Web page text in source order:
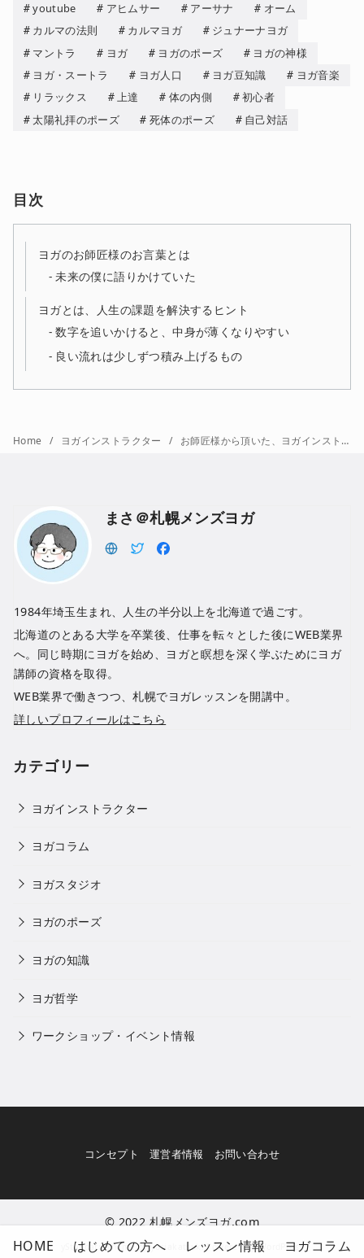
youtube アヒムサー アーサナ
オーム
カルマの法則
カルマヨガ
ジュナーナヨガ
マントラ
ヨガ ヨガのポーズ
ヨガの神様
ヨガ・スートラ
ヨガ人口 ヨガ豆知識
ヨガ音楽
リラックス
上達 体の内側
初心者
太陽礼拝のポーズ
死体のポーズ 自己対話
目次
ヨガのお師匠様のお言葉とは
未来の僕に語りかけていた
ヨガとは、人生の課題を解決するヒント
数字を追いかけると、中身が薄くなりやすい
良い流れは少しずつ積み上げるもの
Home ヨガインストラクター お師匠様から頂いた、ヨガインストラクターの関係性の築き方とは
まさ＠札幌メンズヨガ
1984年埼玉生まれ、人生の半分以上を北海道で過ごす。
北海道のとある大学を卒業後、仕事を転々とした後にWEB業界
へ。同じ時期にヨガを始め、ヨガと瞑想を深く学ぶためにヨガ
講師の資格を取得。
WEB業界で働きつつ、札幌でヨガレッスンを開講中。
詳しいプロフィールはこちら
カテゴリー
ヨガインストラクター
ヨガコラム
ヨガスタジオ
ヨガのポーズ
ヨガの知識
ヨガ哲学
ワークショップ・イベント情報
コンセプト 運営者情報 お問い合わせ
© 2022 札幌メンズヨガ.com
yStandard ThemebyyosiakatsukiPowered byWordPress
HOME はじめての方へ レッスン情報 ヨガコラム